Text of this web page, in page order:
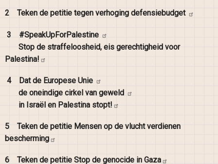
2 Teken de petitie tegen verhoging defensiebudget
3
#SpeakUpForPalestine
Stop de straffeloosheid, eis gerechtigheid voor
Palestina!
4 Dat de Europese Unie
de oneindige cirkel van geweld
in Israël en Palestina stopt!
5 Teken de petitie Mensen op de vlucht verdienen
bescherming
6 Teken de petitie Stop de genocide in Gaza